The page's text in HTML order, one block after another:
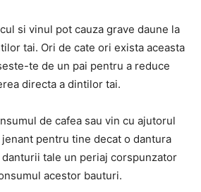
si vinul pot cauza grave daune la
tai. Ori de cate ori exista aceasta
te de un pai pentru a reduce
directa a dintilor tai.
de cafea sau vin cu ajutorul
pentru tine decat o dantura
tale un periaj corspunzator
acestor bauturi.